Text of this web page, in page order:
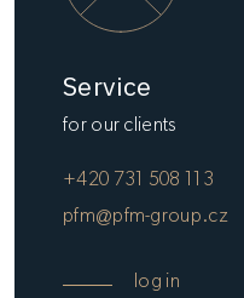
Service
for our clients
+420 731 508 113
pfm@pfm-group.cz
log in